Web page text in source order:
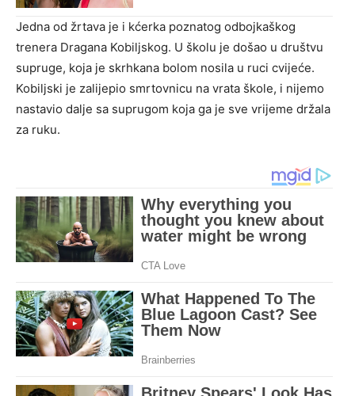
Jedna od žrtava je i kćerka poznatog odbojkaškog
trenera Dragana Kobiljskog. U školu je došao u društvu
supruge, koja je skrhkana bolom nosila u ruci cvijeće.
Kobiljski je zalijepio smrtovnicu na vrata škole, i nijemo
nastavio dalje sa suprugom koja ga je sve vrijeme držala
za ruku.